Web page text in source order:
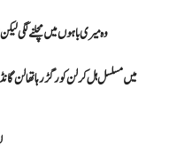
وہ میری باہوں میں مچلنے لگی
میں مسلسل ہل کر لن کو رگڑ رہا تھا لن